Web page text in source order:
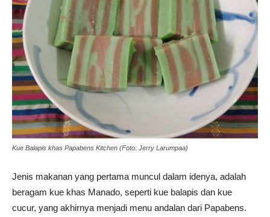
Kue Balapis khas Papabens Kitchen (Foto: Jerry Larumpaa)
Jenis makanan yang pertama muncul dalam idenya, adalah
beragam kue khas Manado, seperti kue balapis dan kue
cucur, yang akhirnya menjadi menu andalan dari Papabens.